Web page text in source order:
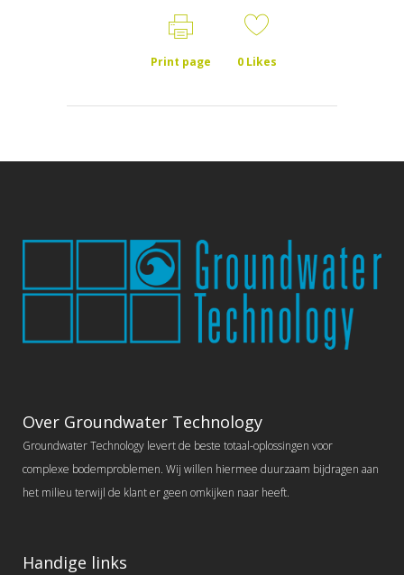
Print page 0Likes
Over Groundwater Technology
Groundwater Technology levert de beste totaal-oplossingen voor
complexe bodemproblemen. Wij willen hiermee duurzaam bijdragen aan
het milieu terwijl de klant er geen omkijken naar heeft.
Handige links